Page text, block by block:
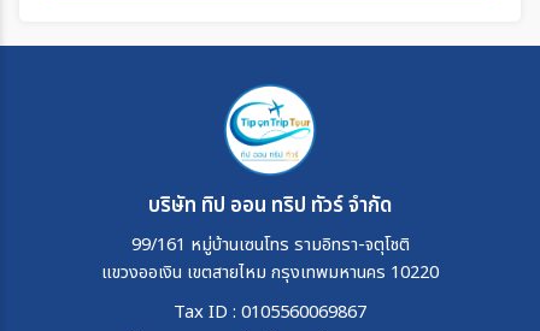
บริษัท ทิป ออน ทริป ทัวร์ จำกัด
99/161 หมู่บ้านเซนโทร รามอิทรา-จตุโชติ
แขวงออเงิน เขตสายไหม กรุงเทพมหานคร 10220
Tax ID : 0105560069867